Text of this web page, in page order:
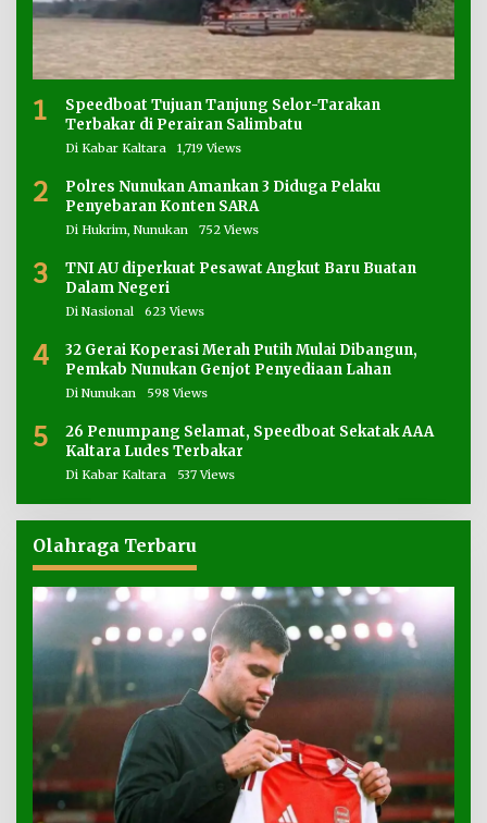
1
Speedboat Tujuan Tanjung Selor-Tarakan
Terbakar di Perairan Salimbatu
Di Kabar Kaltara 1,719 Views
2
Polres Nunukan Amankan 3 Diduga Pelaku
Penyebaran Konten SARA
Di Hukrim, Nunukan 752 Views
3
TNI AU diperkuat Pesawat Angkut Baru Buatan
Dalam Negeri
Di Nasional 623 Views
4
32 Gerai Koperasi Merah Putih Mulai Dibangun,
Pemkab Nunukan Genjot Penyediaan Lahan
Di Nunukan 598 Views
5
26 Penumpang Selamat, Speedboat Sekatak AAA
Kaltara Ludes Terbakar
Di Kabar Kaltara 537 Views
Olahraga Terbaru